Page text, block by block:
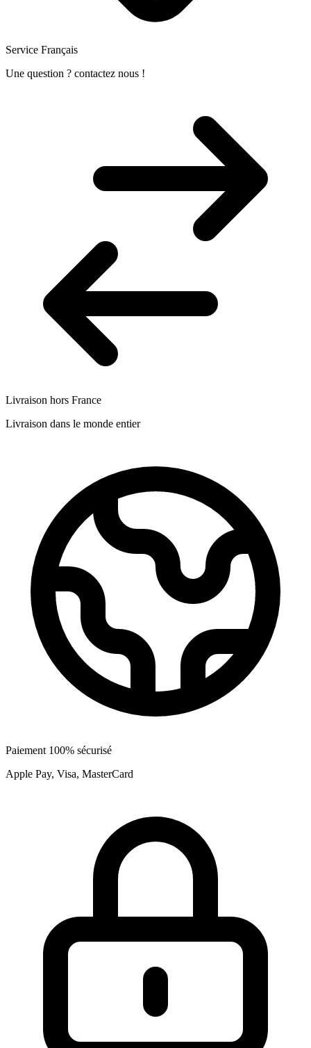
Service Français
Une question ? contactez nous !
Livraison hors France
Livraison dans le monde entier
Paiement 100% sécurisé
Apple Pay, Visa, MasterCard